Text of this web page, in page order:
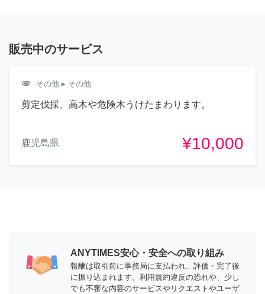
販売中のサービス
attachment その他 ▸ その他
剪定伐採、高木や危険木うけたまわります。
鹿児島県 ¥10,000
ANYTIMES安心・安全への取り組み
報酬は取引前に事務局に支払われ、評価・完了後
に振り込まれます。利用規約違反の恐れや、少し
でも不審な内容のサービスやリクエストやユーザ